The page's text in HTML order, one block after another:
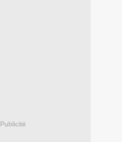
Publicité